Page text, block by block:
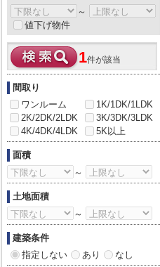
～
値下げ物件
1件が該当
間取り
ワンルーム
1K/1DK/1LDK
2K/2DK/2LDK
3K/3DK/3LDK
4K/4DK/4LDK
5K以上
面積
～
土地面積
～
建築条件
指定しない
あり なし